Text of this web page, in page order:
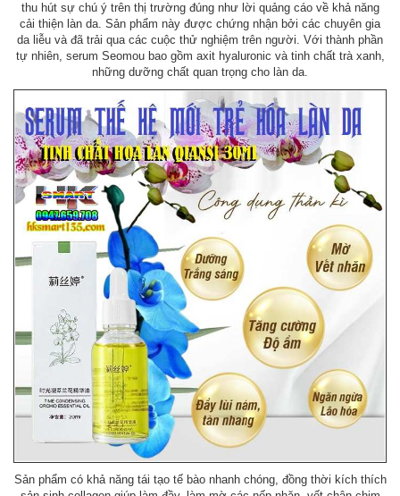
thu hút sự chú ý trên thị trường đúng như lời quảng cáo về khả năng
cải thiện làn da. Sản phẩm này được chứng nhận bởi các chuyên gia
da liễu và đã trải qua các cuộc thử nghiệm trên người. Với thành phần
tự nhiên, serum Seomou bao gồm axit hyaluronic và tinh chất trà xanh,
những dưỡng chất quan trọng cho làn da.
Sản phẩm có khả năng tái tạo tế bào nhanh chóng, đồng thời kích thích